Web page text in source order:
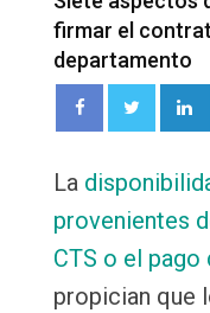
firmar el
departamento
La
provenientes
CTS o el
propician que